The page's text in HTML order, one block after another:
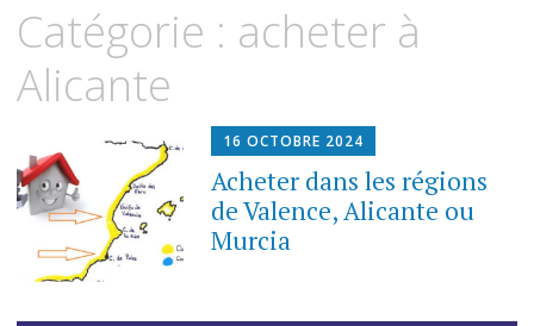
au
Catégorie : acheter à
Alicante
16 OCTOBRE 2024
Acheter dans les régions
de Valence, Alicante ou
Murcia